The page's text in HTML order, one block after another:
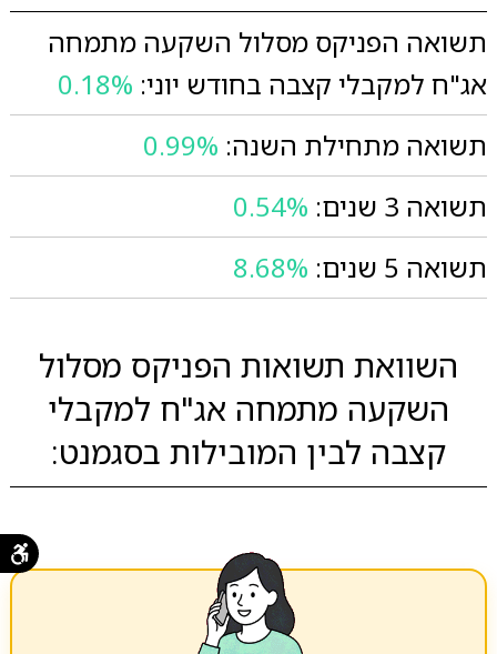
תשואה הפניקס מסלול השקעה מתמחה
אג"ח למקבלי קצבה בחודש יוני: 0.18%
תשואה מתחילת השנה: 0.99%
תשואה 3 שנים:
0.54%
תשואה 5 שנים:
8.68%
השוואת תשואות הפניקס מסלול
השקעה מתמחה אג"ח למקבלי
קצבה לבין המובילות בסגמנט: